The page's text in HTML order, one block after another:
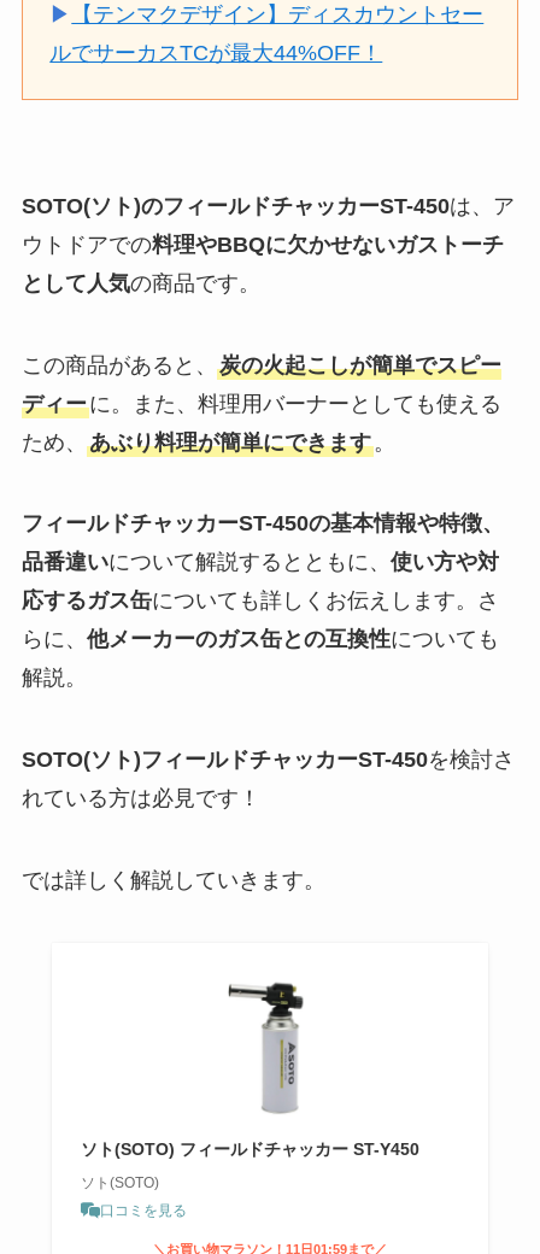
▶
【テンマクデザイン】ディスカウントセー
ルでサーカスTCが最大44%OFF！
SOTO(ソト)のフィールドチャッカーST-450は、ア
ウトドアでの料理やBBQに欠かせないガストーチ
として人気の商品です。
この商品があると、 炭の火起こしが簡単でスピー
ディーに。また、料理用バーナーとしても使える
ため、 あぶり料理が簡単にできます。
フィールドチャッカーST-450の基本情報や特徴、
品番違いについて解説するとともに、 使い方や対
応するガス缶についても詳しくお伝えします。さ
らに、 他メーカーのガス缶との互換性についても
解説。
SOTO(ソト)フィールドチャッカーST-450を検討さ
れている方は必見です！
では詳しく解説していきます。
ソト(SOTO) フィールドチャッカー ST-Y450
ソト(SOTO)
口コミを見る
＼お買い物マラソン！11日01:59まで／